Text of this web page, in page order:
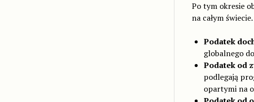
Po tym okresie
na całym
Podatek
globalnego
Podatek od
podlegają
opartymi na